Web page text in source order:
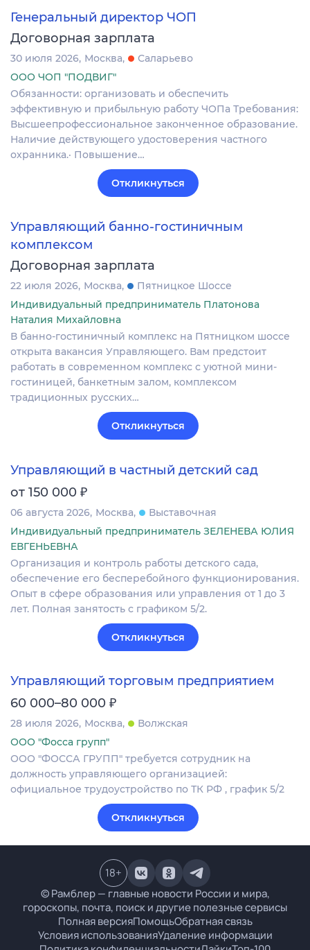
Генеральный директор ЧОП
Договорная зарплата
30 июля 2026 Москва
Саларьево
ООО ЧОП "ПОДВИГ"
Обязанности: организовать и обеспечить
эффективную и прибыльную работу ЧОПа Требования:
Высшеепрофессиональное законченное образование.
Наличие действующего удостоверения частного
охранника.· Повышение…
Откликнуться
Управляющий банно-гостиничным
комплексом
Договорная зарплата
22 июля 2026 Москва
Пятницкое Шоссе
Индивидуальный предприниматель Платонова
Наталия Михайловна
В банно-гостиничный комплекс на Пятницком шоссе
открыта вакансия Управляющего. Вам предстоит
работать в современном комплекс с уютной мини-
гостиницей, банкетным залом, комплексом
традиционных русских…
Откликнуться
Управляющий в частный детский сад
от 150 000 ₽
06 августа 2026 Москва
Выставочная
Индивидуальный предприниматель ЗЕЛЕНЕВА ЮЛИЯ
ЕВГЕНЬЕВНА
Организация и контроль работы детского сада,
обеспечение его бесперебойного функционирования.
Опыт в сфере образования или управления от 1 до 3
лет. Полная занятость с графиком 5/2.
Откликнуться
Управляющий торговым предприятием
60 000–80 000 ₽
28 июля 2026 Москва
Волжская
ООО "Фосса групп"
ООО "ФОССА ГРУПП" требуется сотрудник на
должность управляющего организацией:
официальное трудоустройство по ТК РФ , график 5/2
Откликнуться
© Рамблер — главные новости России и мира,
гороскопы, почта, поиск и другие полезные сервисы
Полная версияПомощьОбратная связь
Условия использованияУдаление информации
18+